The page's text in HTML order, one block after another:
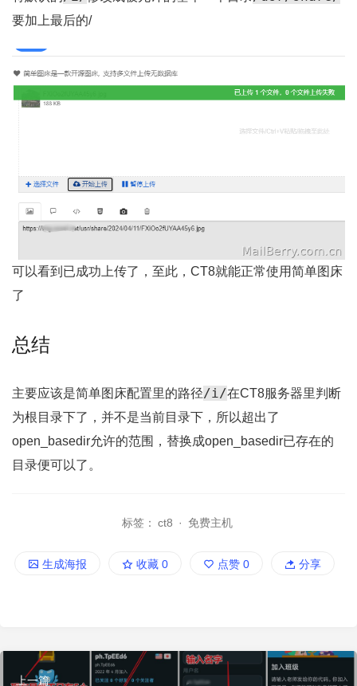
要加上最后的/
可以看到已成功上传了，至此，CT8就能正常使用简单图床
了
总结
主要应该是简单图床配置里的路径/i/在CT8服务器里判断
为根目录下了，并不是当前目录下，所以超出了
open_basedir允许的范围，替换成open_basedir已存在的
目录便可以了。
标签： ct8 · 免费主机
生成海报 收藏 0 点赞 0 分享
上一篇